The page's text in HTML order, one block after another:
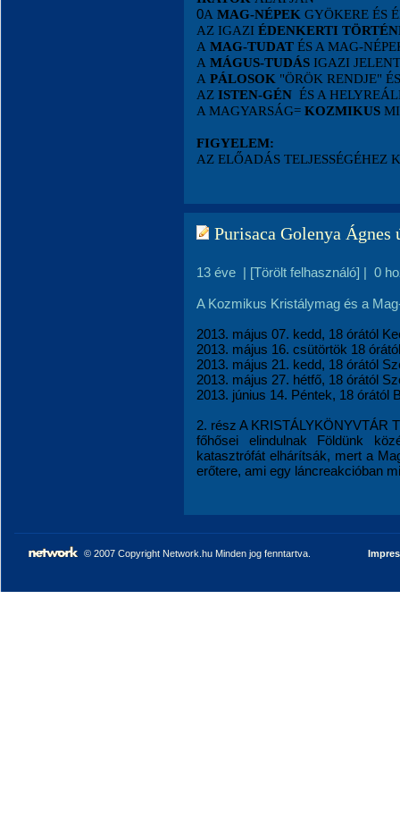
0A MAG-NÉPEK GYÖKERE ÉS
AZ IGAZI ÉDENKERTI
A MAG-TUDAT ÉS A MAG-
A MÁGUS-TUDÁS IGAZI
A PÁLOSOK "ÖRÖK RENDJE"
AZ ISTEN-GÉN ÉS A
A MAGYARSÁG= KOZMIKUS
FIGYELEM:
AZ ELŐADÁS TELJESSÉGÉHEZ
Purisaca Golenya Ágnes
13 éve | [Törölt felhasználó] | 0
A Kozmikus Kristálymag és a
2013. május 07. kedd, 18 órától
2013. május 16. csütörtök 18
2013. május 21. kedd, 18 órától
2013. május 27. hétfő, 18 órától
2013. június 14. Péntek, 18 órától
2. rész A KRISTÁLYKÖNYVTÁR
főhősei elindulnak Földünk
katasztrófát elhárítsák, mert a
erőtere, ami egy láncreakcióban
© 2007 Copyright Network.hu Minden jog fenntartva.